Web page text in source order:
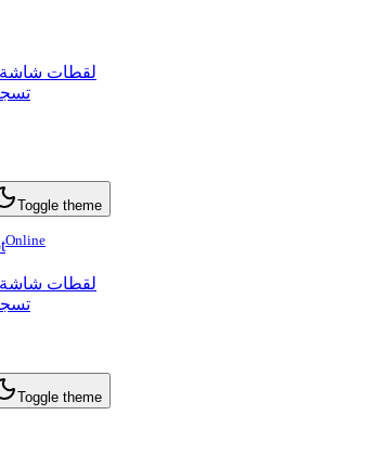
لقطات شاشة
Toggle theme
Online
لقطات شاشة
Toggle theme